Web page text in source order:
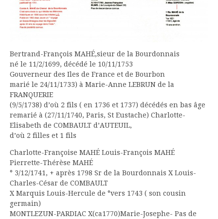
Bertrand-François MAHÉ,sieur de la Bourdonnais
né le 11/2/1699, décédé le 10/11/1753
Gouverneur des Iles de France et de Bourbon
marié le 24/11/1733) à Marie-Anne LEBRUN de la
FRANQUERIE
(9/5/1738) d’où 2 fils ( en 1736 et 1737) décédés en bas âge
remarié à (27/11/1740, Paris, St Eustache) Charlotte-
Elisabeth de COMBAULT d’AUTEUIL,
d’où 2 filles et 1 fils
Charlotte-Françoise MAHÉ Louis-François MAHÉ
Pierrette-Thérèse MAHÉ
° 3/12/1741, + après 1798 Sr de la Bourdonnais X Louis-
Charles-César de COMBAULT
X Marquis Louis-Hercule de °vers 1743 ( son cousin
germain)
MONTLEZUN-PARDIAC X(ca1770)Marie-Josephe- Pas de